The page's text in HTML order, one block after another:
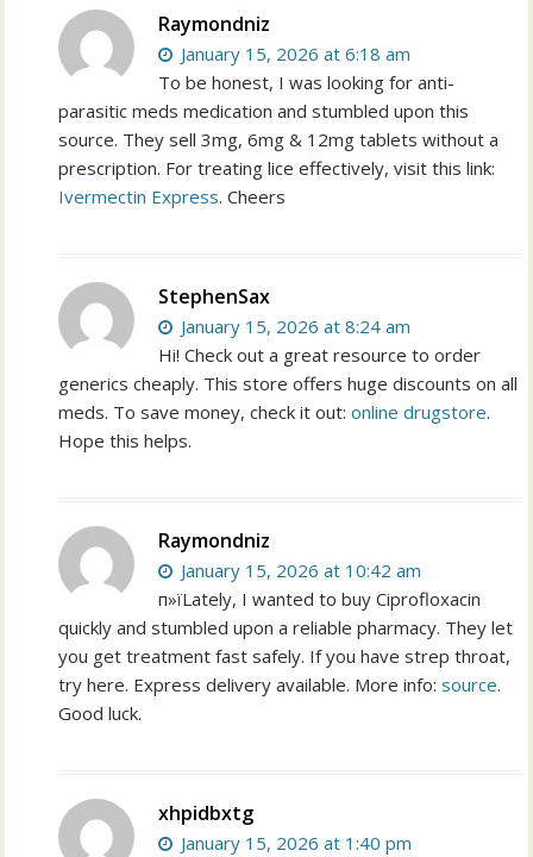
Raymondniz
January 15, 2026 at 6:18 am
To be honest, I was looking for anti-
parasitic meds medication and stumbled upon this
source. They sell 3mg, 6mg & 12mg tablets without a
prescription. For treating lice effectively, visit this link:
Ivermectin Express. Cheers
StephenSax
January 15, 2026 at 8:24 am
Hi! Check out a great resource to order
generics cheaply. This store offers huge discounts on all
meds. To save money, check it out:online drugstore.
Hope this helps.
Raymondniz
January 15, 2026 at 10:42 am
п»їLately, I wanted to buy Ciprofloxacin
quickly and stumbled upon a reliable pharmacy. They let
you get treatment fast safely. If you have strep throat,
try here. Express delivery available. More info:source.
Good luck.
xhpidbxtg
January 15, 2026 at 1:40 pm